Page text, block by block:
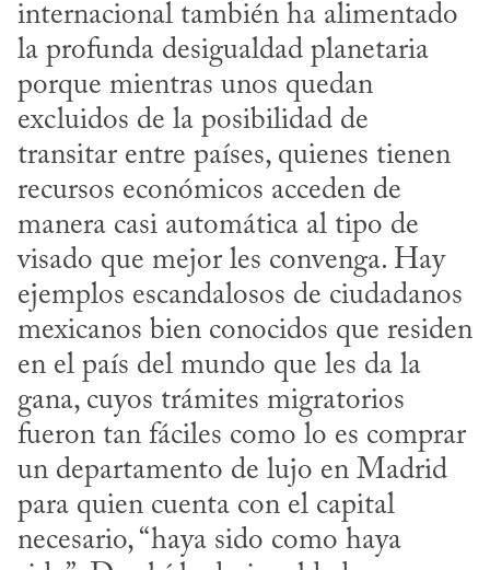
internacional también ha alimentado
la profunda desigualdad planetaria
porque mientras unos quedan
excluidos de la posibilidad de
transitar entre países, quienes tienen
recursos económicos acceden de
manera casi automática al tipo de
visado que mejor les convenga. Hay
ejemplos escandalosos de ciudadanos
mexicanos bien conocidos que residen
en el país del mundo que les da la
gana, cuyos trámites migratorios
fueron tan fáciles como lo es comprar
un departamento de lujo en Madrid
para quien cuenta con el capital
necesario, “haya sido como haya